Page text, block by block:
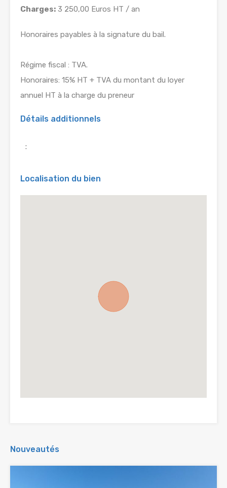
Charges: 3 250,00 Euros HT / an
Honoraires payables à la signature du bail.
Régime fiscal : TVA.
Honoraires: 15% HT + TVA du montant du loyer
annuel HT à la charge du preneur
Détails additionnels
:
Localisation du bien
Nouveautés